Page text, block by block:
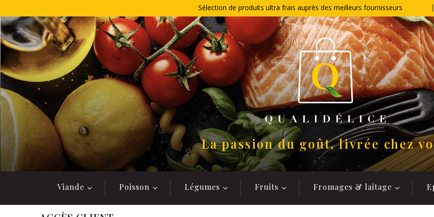
au
contenu
Sélection de produits ultra frais auprès des meilleurs fournisseurs
La passion du goût, livrée chez
Viande Poisson Légumes Fruits Fromages & laitage